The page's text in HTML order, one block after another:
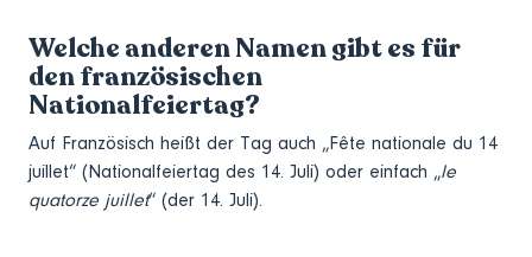
Welche anderen Namen gibt es für
den französischen
Nationalfeiertag?
Auf Französisch heißt der Tag auch „Fête nationale du 14
juillet“ (Nationalfeiertag des 14. Juli) oder einfach „le
quatorze juillet“ (der 14. Juli).